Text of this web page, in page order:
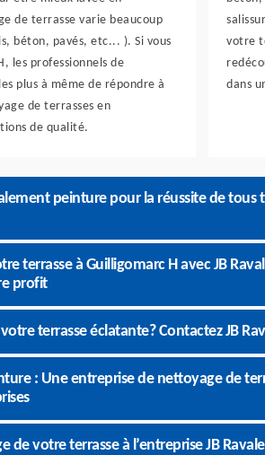
de terrasse varie beaucoup
béton, pavés, etc... ). Si vous
les professionnels de
plus à même de répondre à
de terrasses en
de qualité.
votre
dans
peinture pour la réussite de
terrasse à Guilligomarc H avec JB
profit
terrasse éclatante? Contactez JB
: Une entreprise de nettoyage de
de votre terrasse à l’entreprise JB